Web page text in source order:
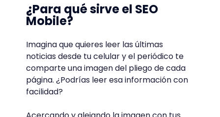
¿Para qué sirve el SEO
Mobile?
Imagina que quieres leer las últimas
noticias desde tu celular y el periódico te
comparte una imagen del pliego de cada
página. ¿Podrías leer esa información con
facilidad?